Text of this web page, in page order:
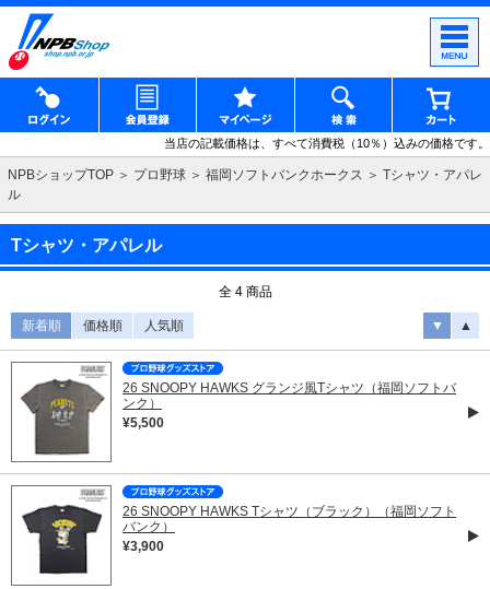
当店の記載価格は、すべて消費税（10％）込みの価格です。
NPBショップTOP プロ野球 福岡ソフトバンクホークス
Tシャツ・アパレ
ル
Tシャツ・アパレル
全 4 商品
新着順 価格順 人気順 ▼ ▲
26 SNOOPY HAWKS グランジ風Tシャツ（福岡ソフトバ
ンク）
¥5,500
26 SNOOPY HAWKS Tシャツ（ブラック）（福岡ソフト
バンク）
¥3,900